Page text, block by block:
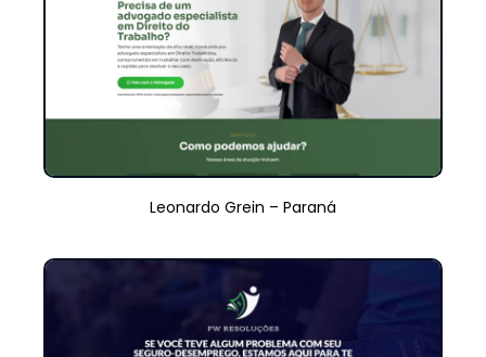
Leonardo Grein – Paraná